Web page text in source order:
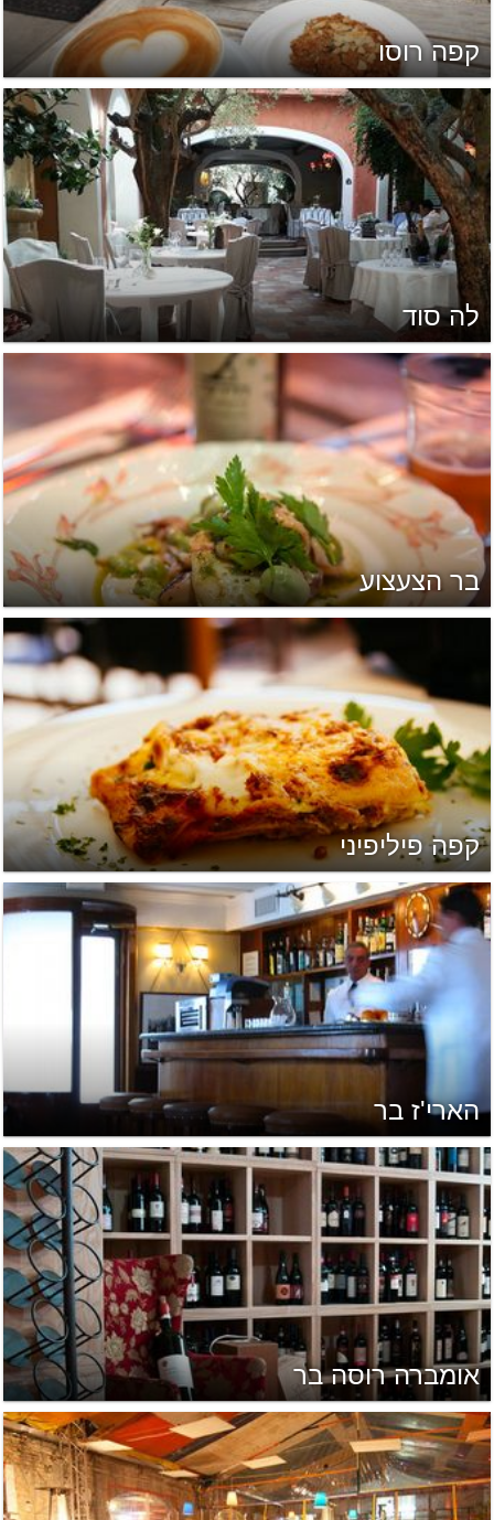
קפה רוסו
לה סוד
בר הצעצוע
קפה פיליפיני
הארי'ז בר
אומברה רוסה בר